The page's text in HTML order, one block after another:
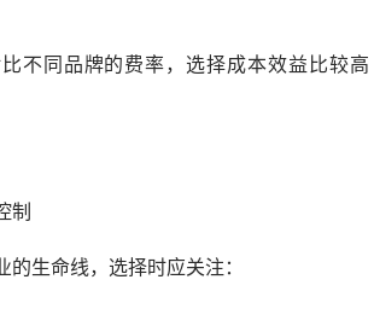
不同品牌的费率，选择成本效益比较高
制
的生命线，选择时应关注：